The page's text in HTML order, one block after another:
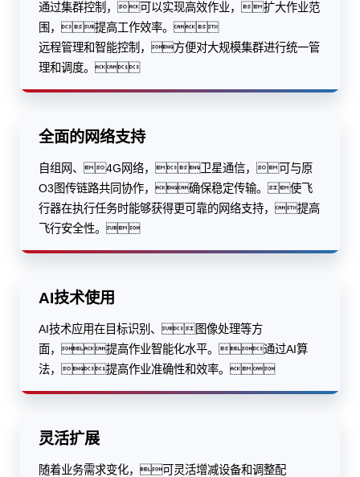
通过集群控制，可以实现高效作业，扩大作业范
围，提高工作效率。
远程管理和智能控制，方便对大规模集群进行统一管
理和调度。
全面的网络支持
自组网、4G网络，卫星通信，可与原
O3图传链路共同协作，确保稳定传输。使飞
行器在执行任务时能够获得更可靠的网络支持，提高
飞行安全性。
AI技术使用
AI技术应用在目标识别、图像处理等方
面，提高作业智能化水平。通过AI算
法，提高作业准确性和效率。
灵活扩展
随着业务需求变化，可灵活增减设备和调整配